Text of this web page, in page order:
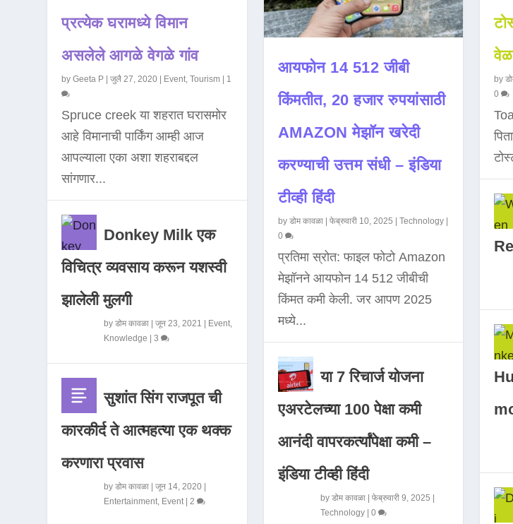
प्रत्येक घरामध्ये विमान
असलेले आगळे वेगळे गांव
byGeeta P |जुलै 27, 2020 Event,Tourism 1
Spruce creek या शहरात घरासमोर
आहे विमानाची पार्किंग आम्ही आज
आपल्याला एका अशा शहराबद्दल
सांगणार...
Donkey Milk एक
विचित्र व्यवसाय करून यशस्वी
झालेली मुलगी
byडोम कावळा |जून 23, 2021 Event,
Knowledge |3
सुशांत सिंग राजपूत ची
कारकीर्द ते आत्महत्या एक थक्क
करणारा प्रवास
byडोम कावळा |जून 14, 2020
Entertainment, Event|2
आयफोन 14 512 जीबी
किंमतीत, 20 हजार रुपयांसाठी
AMAZON मेझॉन खरेदी
करण्याची उत्तम संधी – इंडिया
टीव्ही हिंदी
by डोम कावळा| फेब्रुवारी 10, 2025 Technology|
0
प्रतिमा स्रोत: फाइल फोटो Amazon
मेझॉनने आयफोन 14 512 जीबीची
किंमत कमी केली. जर आपण 2025
मध्ये...
या 7 रिचार्ज योजना
एअरटेलच्या 100 पेक्षा कमी
आनंदी वापरकर्त्यांपेक्षा कमी –
इंडिया टीव्ही हिंदी
by डोम कावळा| फेब्रुवारी 9, 2025
Technology| 0
by
0